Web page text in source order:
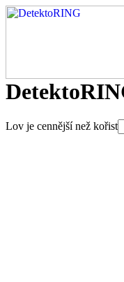
Lov je cennější než kořist